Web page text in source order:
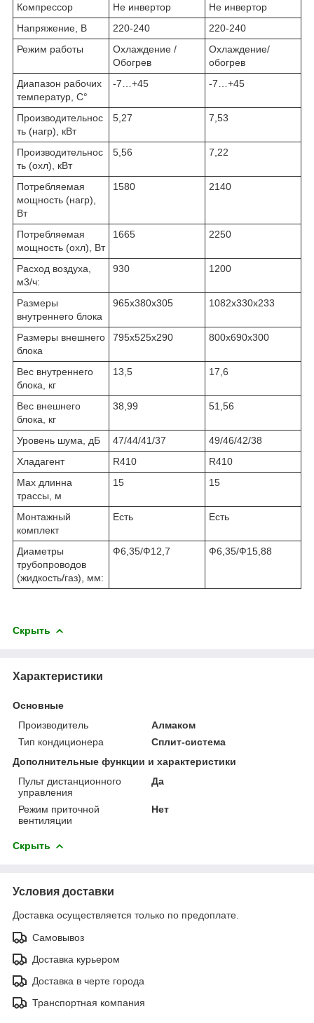
Компрессор Не инвертор
Не инвертор
Напряжение, В
220-240
220-240
Режим работы
Охлаждение /
Обогрев
Охлаждение/
обогрев
Диапазон рабочих
температур, С°
-7…+45 -7…+45
Производительнос
ть (нагр), кВт
5,27 7,53
Производительнос
ть (охл), кВт
5,56 7,22
Потребляемая
мощность (нагр),
Вт
1580 2140
Потребляемая
мощность (охл), Вт
1665 2250
Расход воздуха,
м3/ч:
930 1200
Размеры
внутреннего блока
965х380х305 1082х330х233
Размеры внешнего
блока
795х525х290 800х690х300
Вес внутреннего
блока, кг
13,5 17,6
Вес внешнего
блока, кг
38,99 51,56
Уровень шума, дБ 47/44/41/37
49/46/42/38
Хладагент
R410
R410
Мах длинна
трассы, м
15 15
Монтажный
комплект
Есть Есть
Диаметры
трубопроводов
(жидкость/газ), мм:
Ф6,35/Ф12,7 Ф6,35/Ф15,88
Скрыть
Характеристики
Основные
Производитель
Алмаком
Тип кондиционера
Сплит-система
Дополнительные функции и характеристики
Пульт дистанционного
управления
Да
Режим приточной
вентиляции
Нет
Скрыть
Условия доставки
Доставка осуществляется только по предоплате.
Самовывоз
Доставка курьером
Доставка в черте города
Транспортная компания